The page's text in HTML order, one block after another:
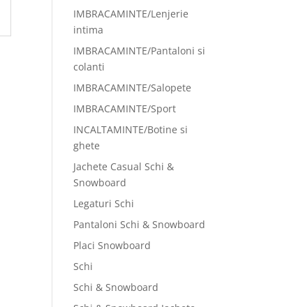
IMBRACAMINTE/Lenjerie
intima
IMBRACAMINTE/Pantaloni si
colanti
IMBRACAMINTE/Salopete
IMBRACAMINTE/Sport
INCALTAMINTE/Botine si
ghete
Jachete Casual Schi &
Snowboard
Legaturi Schi
Pantaloni Schi & Snowboard
Placi Snowboard
Schi
Schi & Snowboard